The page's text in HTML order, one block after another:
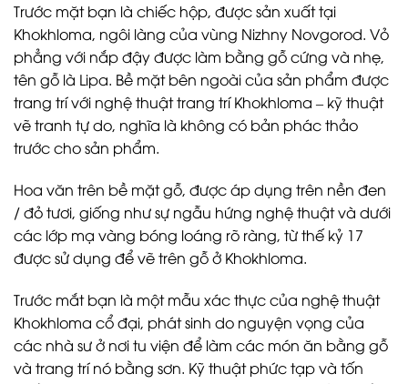
Trước mặt bạn là chiếc hộp, được sản xuất tại
Khokhloma, ngôi làng của vùng Nizhny Novgorod. Vỏ
phẳng với nắp đậy được làm bằng gỗ cứng và nhẹ,
tên gỗ là Lipa. Bề mặt bên ngoài của sản phẩm được
trang trí với nghệ thuật trang trí Khokhloma – kỹ thuật
vẽ tranh tự do, nghĩa là không có bản phác thảo
trước cho sản phẩm.
Hoa văn trên bề mặt gỗ, được áp dụng trên nền đen
/ đỏ tươi, giống như sự ngẫu hứng nghệ thuật và dưới
các lớp mạ vàng bóng loáng rõ ràng, từ thế kỷ 17
được sử dụng để vẽ trên gỗ ở Khokhloma.
Trước mắt bạn là một mẫu xác thực của nghệ thuật
Khokhloma cổ đại, phát sinh do nguyện vọng của
các nhà sư ở nơi tu viện để làm các món ăn bằng gỗ
và trang trí nó bằng sơn. Kỹ thuật phức tạp và tốn